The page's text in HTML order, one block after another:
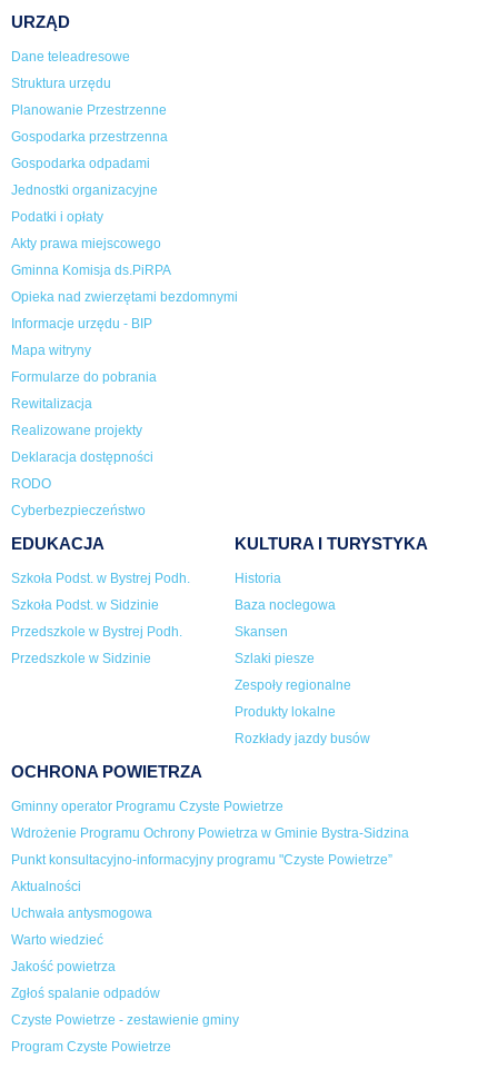
URZĄD
Dane teleadresowe
Struktura urzędu
Planowanie Przestrzenne
Gospodarka przestrzenna
Gospodarka odpadami
Jednostki organizacyjne
Podatki i opłaty
Akty prawa miejscowego
Gminna Komisja ds.PiRPA
Opieka nad zwierzętami bezdomnymi
Informacje urzędu - BIP
Mapa witryny
Formularze do pobrania
Rewitalizacja
Realizowane projekty
Deklaracja dostępności
RODO
Cyberbezpieczeństwo
EDUKACJA
Szkoła Podst. w Bystrej Podh.
Szkoła Podst. w Sidzinie
Przedszkole w Bystrej Podh.
Przedszkole w Sidzinie
KULTURA I TURYSTYKA
Historia
Baza noclegowa
Skansen
Szlaki piesze
Zespoły regionalne
Produkty lokalne
Rozkłady jazdy busów
OCHRONA POWIETRZA
Gminny operator Programu Czyste Powietrze
Wdrożenie Programu Ochrony Powietrza w Gminie Bystra-Sidzina
Punkt konsultacyjno-informacyjny programu "Czyste Powietrze”
Aktualności
Uchwała antysmogowa
Warto wiedzieć
Jakość powietrza
Zgłoś spalanie odpadów
Czyste Powietrze - zestawienie gminy
Program Czyste Powietrze